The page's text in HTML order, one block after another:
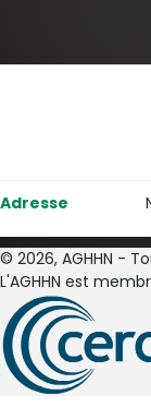
Adresse
© 2026, AGHHN -
L'AGHHN est